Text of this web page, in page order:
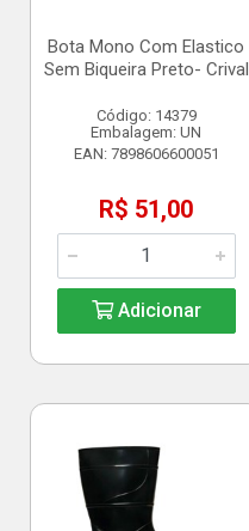
Bota Mono Com Elastico
Sem Biqueira Preto- Crival
Código: 14379
Embalagem: UN
EAN: 7898606600051
R$ 51,00
Adicionar